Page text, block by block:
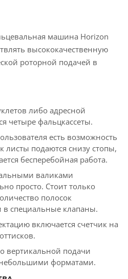
машина Horizon
высококачественную
роторной подачей в
либо адресной
четыре фальцкассеты.
есть возможность
листы подаются снизу стопы,
бесперебойная работа.
валиками
просто. Стоит только
полосок
специальные клапаны.
включается счетчик на
вертикальной подачи
небольшими форматами.